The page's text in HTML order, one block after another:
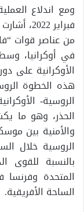
فبراير
من عناصر قوات
في أوكرانيا،
الأوكرانية على
هذه الخطوة
الروسية-
الحذر، وهو ما
والأمنية بين
الروسية خلال
بالنسبة للقوى
المتحدة
الساحة الأفريقية.